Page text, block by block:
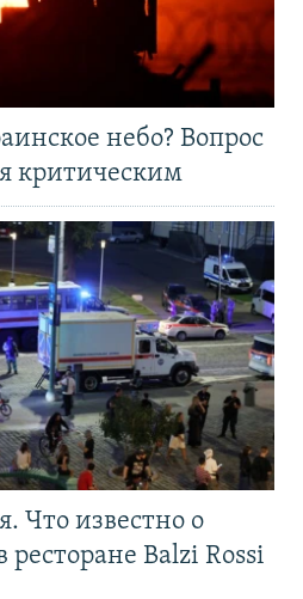
небо? Вопрос
критическим
Что известно о
ресторане Balzi Rossi